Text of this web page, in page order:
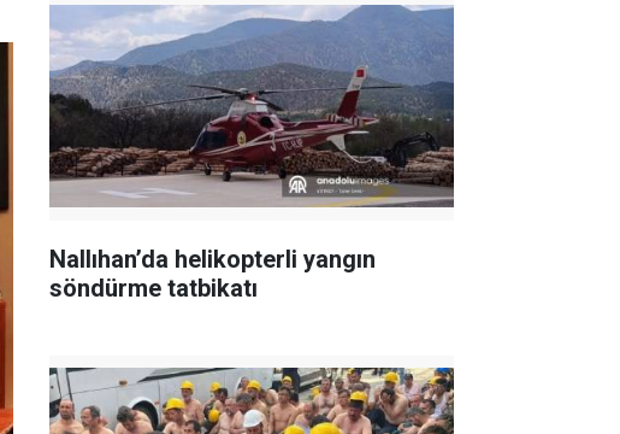
Nallıhan’da helikopterli yangın
söndürme tatbikatı